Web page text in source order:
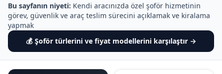
Bu sayfanın niyeti: Kendi aracınızda özel şoför hizmetinin
görev, güvenlik ve araç teslim sürecini açıklamak ve kiralama
yapmak
Şoför türlerini ve fiyat modellerini karşılaştır →